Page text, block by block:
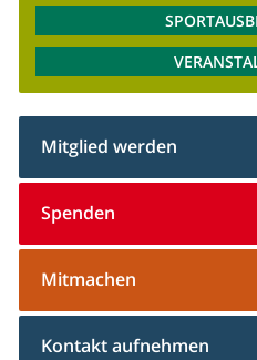
Mitglied werden
Spenden
Mitmachen
Kontakt aufnehmen